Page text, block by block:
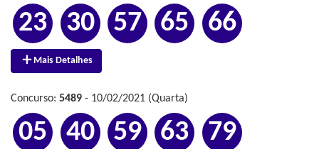
23 30 57 65 66
Mais Detalhes
Concurso: 5489 - 10/02/2021 (Quarta)
05 40 59 63 79